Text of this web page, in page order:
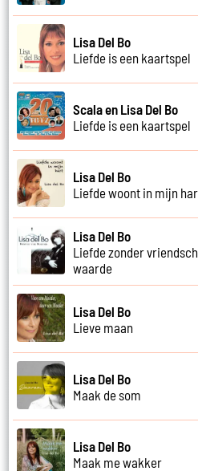
Lisa Del Bo
Liefde is een kaartspel
Scala en Lisa Del Bo
Liefde is een kaartspel
Lisa Del Bo
Liefde woont in mijn
Lisa Del Bo
Liefde zonder
waarde
Lisa Del Bo
Lieve maan
Lisa Del Bo
Maak de som
Lisa Del Bo
Maak me wakker